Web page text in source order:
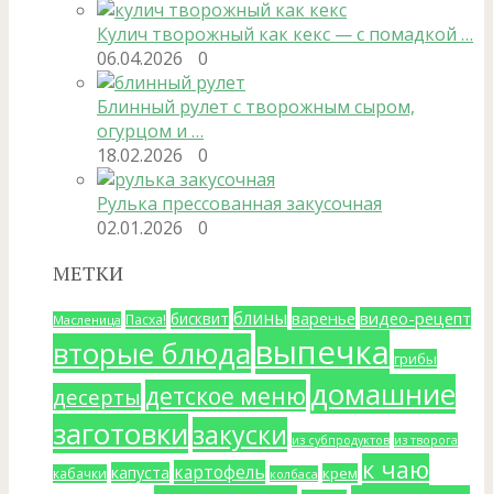
Кулич творожный как кекс — с помадкой …
06.04.2026
0
Блинный рулет с творожным сыром,
огурцом и …
18.02.2026
0
Рулька прессованная закусочная
02.01.2026
0
МЕТКИ
Масленица Пасха! бисквит блины варенье видео-рецепт
вторые блюдавыпечка грибы
десерты детское меню домашние
заготовкизакуски из субпродуктов из творога
кабачки капуста картофель колбаса крем к чаю